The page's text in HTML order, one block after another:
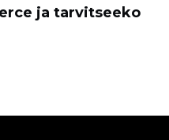
ja tarvitseeko